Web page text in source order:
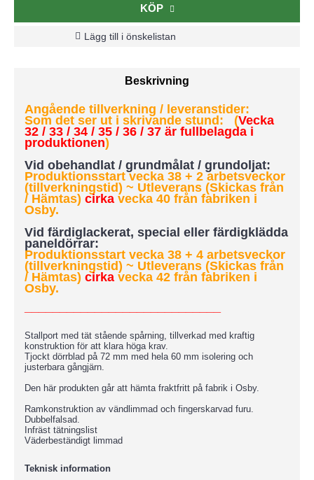
KÖP
Lägg till i önskelistan
Beskrivning
Angående tillverkning / leveranstider:
Som det ser ut i skrivande stund: (Vecka
32 / 33 / 34 / 35 / 36 / 37 är fullbelagda i
produktionen)
Vid obehandlat / grundmålat / grundoljat:
Produktionsstart vecka 38 + 2 arbetsveckor
(tillverkningstid) ~ Utleverans (Skickas från
/ Hämtas) cirka vecka 40 från fabriken i
Osby.
Vid färdiglackerat, special eller färdigklädda
paneldörrar:
Produktionsstart vecka 38 + 4 arbetsveckor
(tillverkningstid) ~ Utleverans (Skickas från
/ Hämtas) cirka vecka 42 från fabriken i
Osby.
Stallport med tät stående spårning, tillverkad med kraftig
konstruktion för att klara höga krav.
Tjockt dörrblad på 72 mm med hela 60 mm isolering och
justerbara gångjärn.
Den här produkten går att hämta fraktfritt på fabrik i Osby.
Ramkonstruktion av vändlimmad och fingerskarvad furu.
Dubbelfalsad.
Infräst tätningslist
Väderbeständigt limmad
Teknisk information